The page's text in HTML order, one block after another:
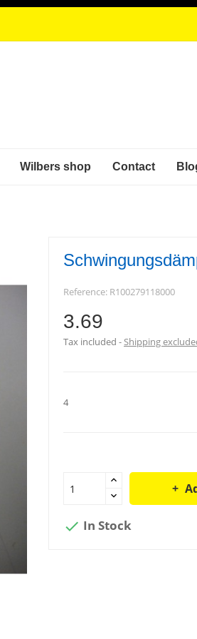
Wilbers shop Contact
Reference: R100279118000
3.69
Tax included Shipping
4
 In Stock